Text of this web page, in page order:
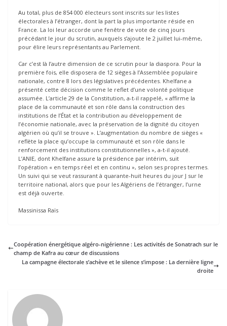
Au total, plus de 854 000 électeurs sont inscrits sur les listes
électorales à l’étranger, dont la part la plus importante réside en
France. La loi leur accorde une fenêtre de vote de cinq jours
précédant le jour du scrutin, auxquels s’ajoute le 2 juillet lui-même,
pour élire leurs représentants au Parlement.
Car c’est là l’autre dimension de ce scrutin pour la diaspora. Pour la
première fois, elle disposera de 12 sièges à l’Assemblée populaire
nationale, contre 8 lors des législatives précédentes. Khelfane a
présenté cette décision comme le reflet d’une volonté politique
assumée. L’article 29 de la Constitution, a-t-il rappelé, « affirme la
place de la communauté et son rôle dans la construction des
institutions de l’État et la contribution au développement de
l’économie nationale, avec la préservation de la dignité du citoyen
algérien où qu’il se trouve ». L’augmentation du nombre de sièges «
reflète la place qu’occupe la communauté et son rôle dans le
renforcement des institutions constitutionnelles », a-t-il ajouté.
L’ANIE, dont Khelfane assure la présidence par intérim, suit
l’opération « en temps réel et en continu », selon ses propres termes.
Un suivi qui se veut rassurant à quarante-huit heures du jour J sur le
territoire national, alors que pour les Algériens de l’étranger, l’urne
est déjà ouverte.
Massinissa Raïs
Coopération énergétique algéro-nigérienne : Les activités de Sonatrach sur le
champ de Kafra au cœur de discussions
La campagne électorale s’achève et le silence s’impose : La dernière ligne
droite